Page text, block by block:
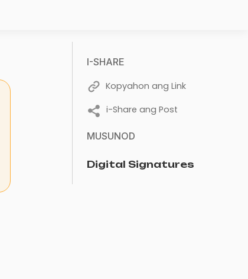
I-SHARE
Kopyahon ang Link
i-Share ang Post
MUSUNOD
Digital Signatures